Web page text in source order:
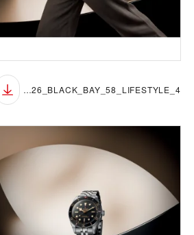
TUDOR_NP26_BLACK_BAY_58_LIFESTYLE_4